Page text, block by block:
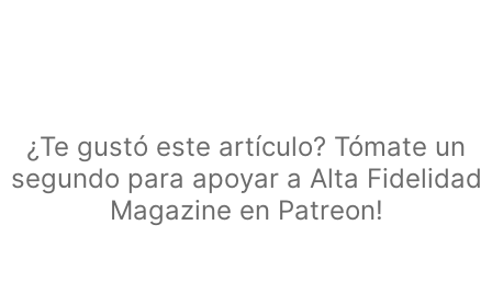
¿Te gustó este artículo? Tómate un
segundo para apoyar a Alta Fidelidad
Magazine en Patreon!